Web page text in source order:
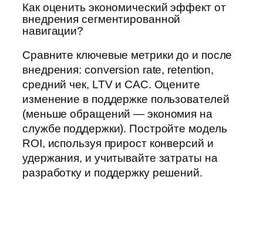
Как оценить экономический эффект от
внедрения сегментированной
навигации?
Сравните ключевые метрики до и после
внедрения: conversion rate, retention,
средний чек, LTV и CAC. Оцените
изменение в поддержке пользователей
(меньше обращений — экономия на
службе поддержки). Постройте модель
ROI, используя прирост конверсий и
удержания, и учитывайте затраты на
разработку и поддержку решений.